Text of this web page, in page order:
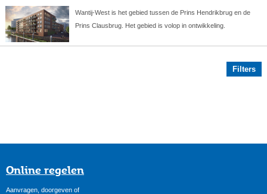
Wantij-West is het gebied tussen de Prins Hendrikbrug en de
Prins Clausbrug. Het gebied is volop in ontwikkeling.
Filters
Online regelen
Aanvragen, doorgeven of